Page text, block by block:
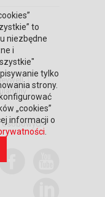
osobowych
to
niezbędne
i
tylko
strony.
„cookies”
informacji o